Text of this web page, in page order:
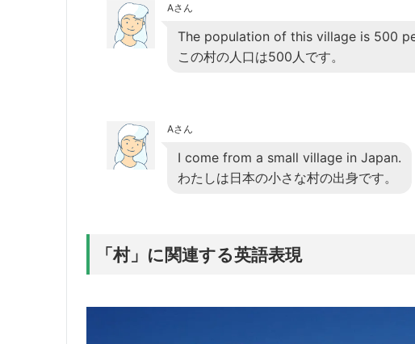
Aさん
The population of this village is 500
この村の人口は500人です。
Aさん
I come from a small village in Japan.
わたしは日本の小さな村の出身です。
「村」に関連する英語表現